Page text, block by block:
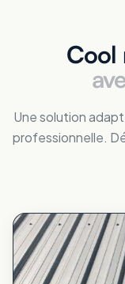
Cool
Une solution
professionnelle.